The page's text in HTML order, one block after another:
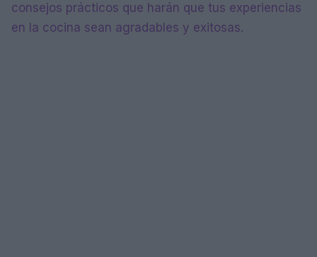
consejos prácticos que harán que tus experiencias
en la cocina sean agradables y exitosas.